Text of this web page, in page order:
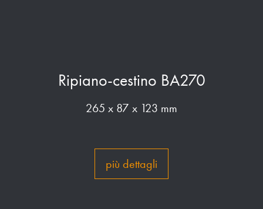
Ripiano-cestino BA270
265 x 87 x 123 mm
più dettagli